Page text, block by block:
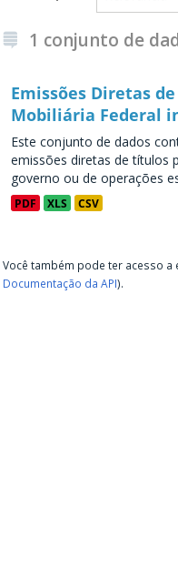
1 conjunto de
Emissões Diretas
Mobiliária Federal
Este conjunto de dados
emissões diretas de títulos
governo ou de operações
PDF XLS CSV
Você também pode ter acesso
Documentação da API).